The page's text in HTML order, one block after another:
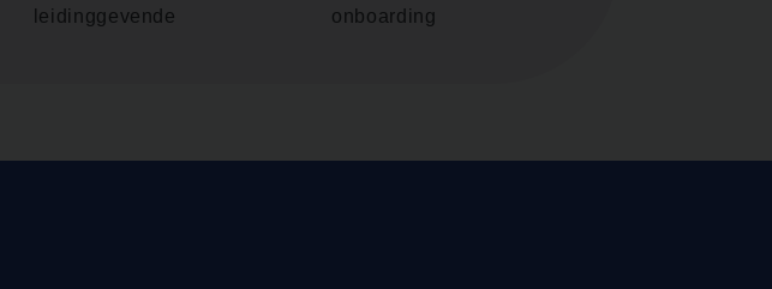
leidinggevende
onboarding